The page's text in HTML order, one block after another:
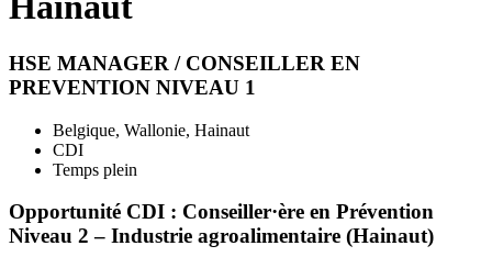
HSE MANAGER / CONSEILLER EN
PREVENTION NIVEAU 1
Belgique, Wallonie, Hainaut
CDI
Temps plein
Opportunité CDI : Conseiller·ère en Prévention
Niveau 2 – Industrie agroalimentaire (Hainaut)